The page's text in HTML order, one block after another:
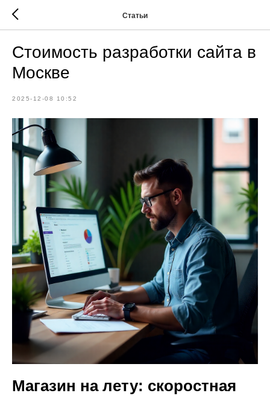
Статьи
Стоимость разработки сайта в
Москве
2025-12-08 10:52
Магазин на лету: скоростная